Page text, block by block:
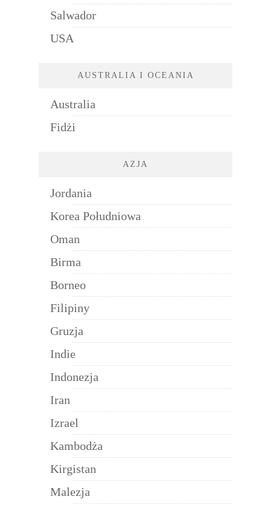
Salwador
USA
AUSTRALIA I OCEANIA
Australia
Fidżi
AZJA
Jordania
Korea Południowa
Oman
Birma
Borneo
Filipiny
Gruzja
Indie
Indonezja
Iran
Izrael
Kambodża
Kirgistan
Malezja